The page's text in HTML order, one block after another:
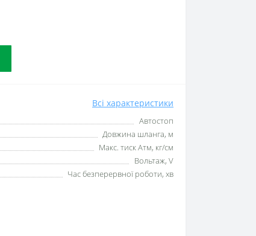
Всі характеристики
Автостоп
Довжина шланга, м
Макс. тиск Атм, кг/см
Вольтаж, V
Час безперервної роботи, хв